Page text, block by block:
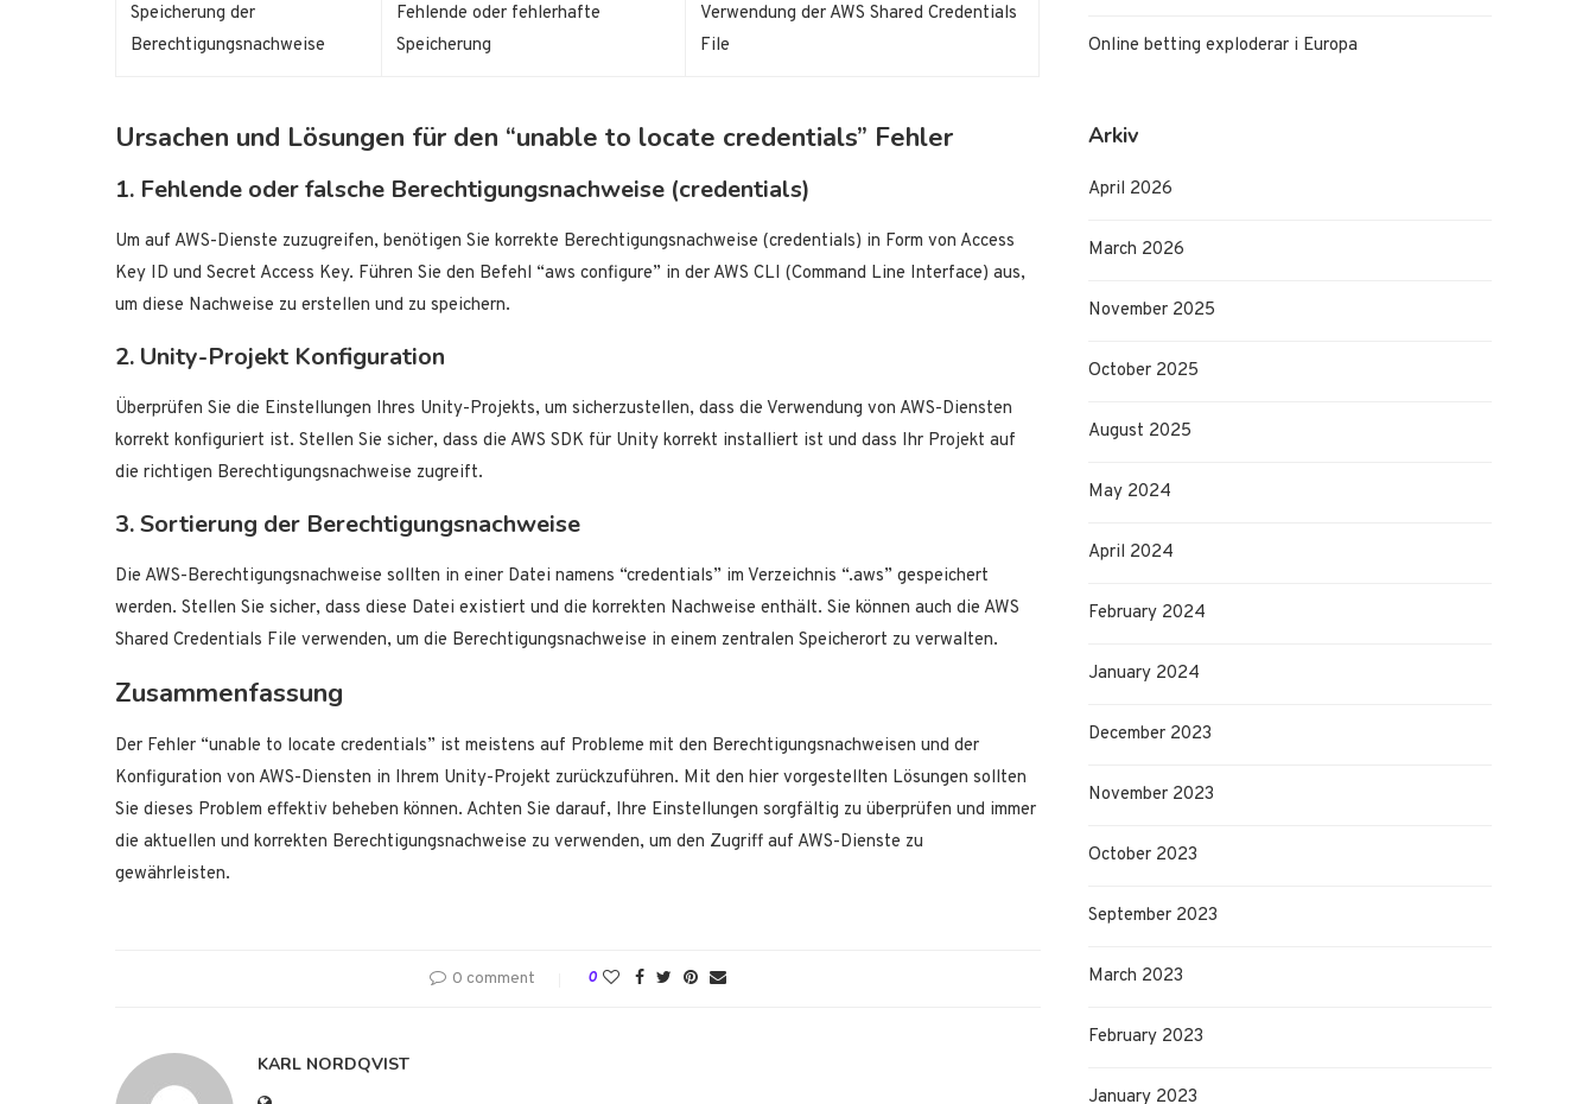
Speicherung der
Berechtigungsnachweise
Fehlende oder fehlerhafte
Speicherung
Verwendung der AWS Shared Credentials
File
Ursachen und Lösungen für den “unable to locate credentials” Fehler
1. Fehlende oder falsche Berechtigungsnachweise (credentials)
Um auf AWS-Dienste zuzugreifen, benötigen Sie korrekte Berechtigungsnachweise (credentials) in Form von Access
Key ID und Secret Access Key. Führen Sie den Befehl “aws configure” in der AWS CLI (Command Line Interface) aus,
um diese Nachweise zu erstellen und zu speichern.
2. Unity-Projekt Konfiguration
Überprüfen Sie die Einstellungen Ihres Unity-Projekts, um sicherzustellen, dass die Verwendung von AWS-Diensten
korrekt konfiguriert ist. Stellen Sie sicher, dass die AWS SDK für Unity korrekt installiert ist und dass Ihr Projekt auf
die richtigen Berechtigungsnachweise zugreift.
3. Sortierung der Berechtigungsnachweise
Die AWS-Berechtigungsnachweise sollten in einer Datei namens “credentials” im Verzeichnis “.aws” gespeichert
werden. Stellen Sie sicher, dass diese Datei existiert und die korrekten Nachweise enthält. Sie können auch die AWS
Shared Credentials File verwenden, um die Berechtigungsnachweise in einem zentralen Speicherort zu verwalten.
Zusammenfassung
Der Fehler “unable to locate credentials” ist meistens auf Probleme mit den Berechtigungsnachweisen und der
Konfiguration von AWS-Diensten in Ihrem Unity-Projekt zurückzuführen. Mit den hier vorgestellten Lösungen sollten
Sie dieses Problem effektiv beheben können. Achten Sie darauf, Ihre Einstellungen sorgfältig zu überprüfen und immer
die aktuellen und korrekten Berechtigungsnachweise zu verwenden, um den Zugriff auf AWS-Dienste zu
gewährleisten.
0 comment 0
KARL NORDQVIST
Online betting exploderar i Europa
Arkiv
April 2026
March 2026
November 2025
October 2025
August 2025
May 2024
April 2024
February 2024
January 2024
December 2023
November 2023
October 2023
September 2023
March 2023
February 2023
January 2023